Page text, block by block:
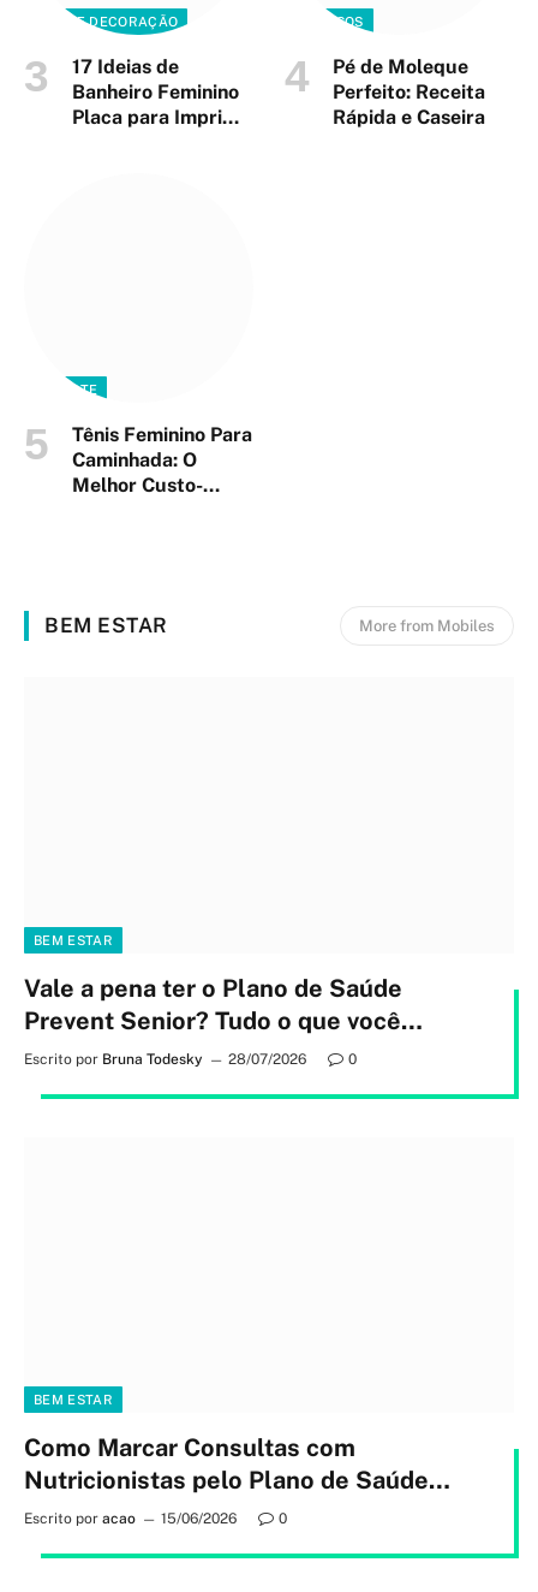
CASA E DECORAÇÃO
17 Ideias de
Banheiro Feminino
Placa para Imprimir
DIVERSOS
Pé de Moleque
Perfeito: Receita
Rápida e Caseira
ESPORTE
Tênis Feminino Para
Caminhada: O
Melhor Custo-
BEM ESTAR More from Mobiles
BEM ESTAR
Vale a pena ter o Plano de Saúde
Prevent Senior? Tudo o que você
precisa saber
Escrito por Bruna Todesky 28/07/2026 0
BEM ESTAR
Como Marcar Consultas com
Nutricionistas pelo Plano de Saúde
Sem Burocracia
Escrito por acao 15/06/2026 0